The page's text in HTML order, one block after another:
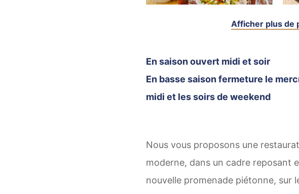
Afficher plus de
En saison ouvert midi et soir
En basse saison fermeture le
midi et les soirs de weekend
Nous vous proposons une
moderne, dans un cadre reposant
nouvelle promenade piétonne, sur